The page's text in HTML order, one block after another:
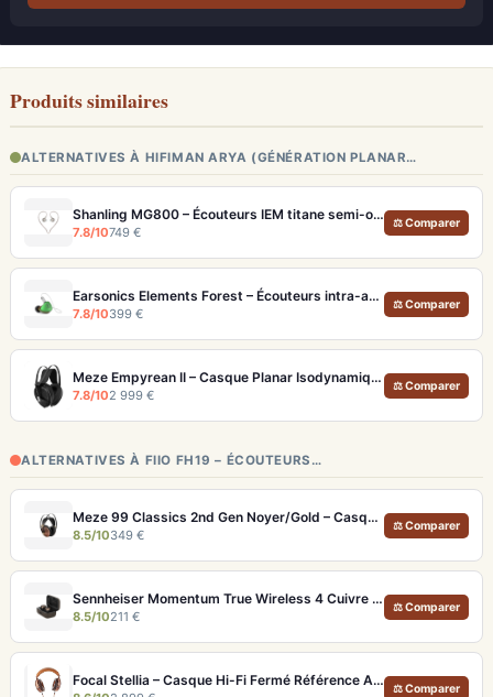
Produits similaires
ALTERNATIVES À HIFIMAN ARYA (GÉNÉRATION PLANAR…
Shanling MG800 – Écouteurs IEM titane semi-ouverts, tuning modulaire
7.8/10749 €
⚖ Comparer
Earsonics Elements Forest – Écouteurs intra-auriculaires audiophiles 3 voies
7.8/10399 €
⚖ Comparer
Meze Empyrean II – Casque Planar Isodynamique Ouvert Rinaro MZ3 (Artisanal)
7.8/102 999 €
⚖ Comparer
ALTERNATIVES À FIIO FH19 – ÉCOUTEURS…
Meze 99 Classics 2nd Gen Noyer/Gold – Casque Hi-Fi bois artisanal et son balancé
8.5/10349 €
⚖ Comparer
Sennheiser Momentum True Wireless 4 Cuivre – Écouteurs audiophiles aptX Lossless et ANC adaptatif
8.5/10211 €
⚖ Comparer
Focal Stellia – Casque Hi-Fi Fermé Référence Audiophile Portable
⚖ Comparer